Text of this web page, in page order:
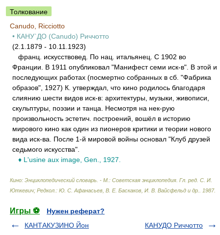
Толкование
Canudo, Ricciotto
• КАНУ`ДО (Canudo) Риччотто
(2.1.1879 - 10.11.1923)
франц. искусствовед. По нац. итальянец. С 1902 во
Франции. В 1911 опубликовал "Манифест семи иск-в". В этой и
последующих работах (посмертно собранных в сб. "Фабрика
образов", 1927) К. утверждал, что кино родилось благодаря
слиянию шести видов иск-в: архитектуры, музыки, живописи,
скульптуры, поэзии и танца. Несмотря на нек-рую
произвольность эстетич. построений, вошёл в историю
мирового кино как один из пионеров критики и теории нового
вида иск-ва. После 1-й мировой войны основал "Клуб друзей
седьмого искусства".
♦ L'usine aux image, Gen., 1927.
Кино: Энциклопедический словарь. - М.: Советская энциклопедия Гл. ред. С. И.
Юткевич; Редкол.: Ю. С. Афанасьев, В. Е. Баскаков, И. В. Вайсфельд и др.
1987.
Игры ⚽
Нужен реферат?
КАНТАКУЗИНО Йон
КАНУДО Риччотто